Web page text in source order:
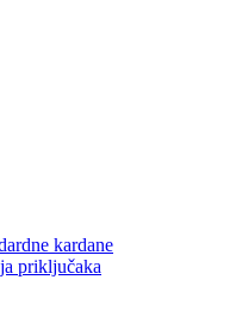
kardane
priključaka